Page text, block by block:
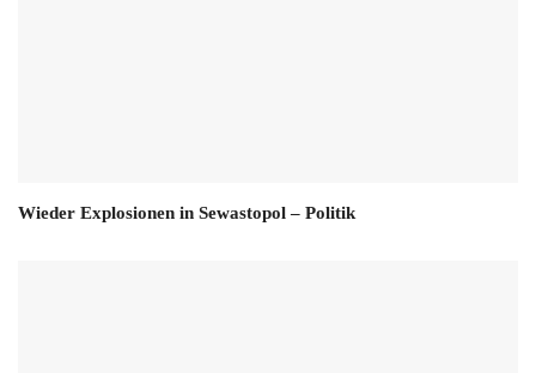
Wieder Explosionen in Sewastopol – Politik